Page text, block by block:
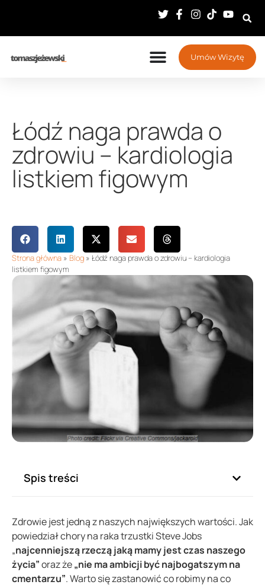
Umów Wizytę
Łódź naga prawda o
zdrowiu – kardiologia
listkiem figowym
Strona główna » Blog » Łódź naga prawda o zdrowiu – kardiologia
listkiem figowym
Spis treści
Zdrowie jest jedną z naszych największych wartości. Jak
powiedział chory na raka trzustki Steve Jobs
„najcenniejszą rzeczą jaką mamy jest czas naszego
życia”oraz że„nie ma ambicji być najbogatszym na
cmentarzu”. Warto się zastanowić co robimy na co